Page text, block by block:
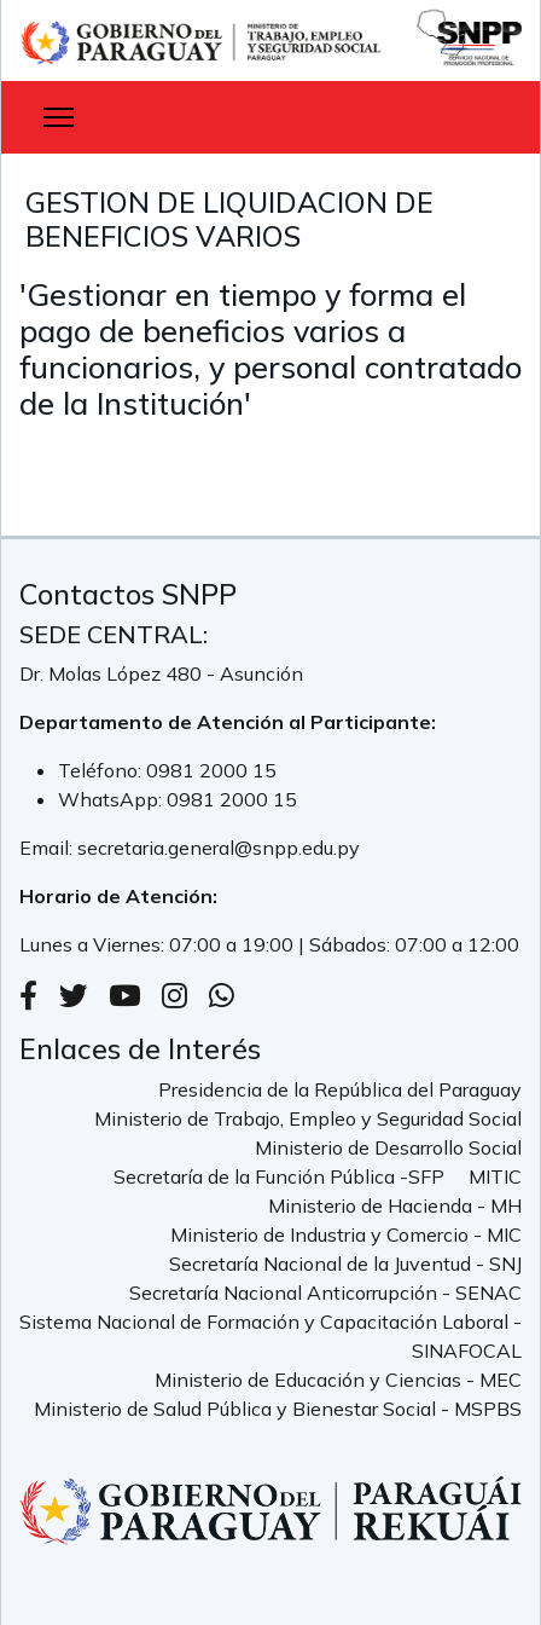
GESTION DE LIQUIDACION DE
BENEFICIOS VARIOS
'Gestionar en tiempo y forma el
pago de beneficios varios a
funcionarios, y personal contratado
de la Institución'
Contactos SNPP
SEDE CENTRAL:
Dr. Molas López 480 - Asunción
Departamento de Atención al Participante:
Teléfono: 0981 2000 15
WhatsApp: 0981 2000 15
Email: secretaria.general@snpp.edu.py
Horario de Atención:
Lunes a Viernes: 07:00 a 19:00 | Sábados: 07:00 a 12:00
Enlaces de Interés
Presidencia de la República del Paraguay
Ministerio de Trabajo, Empleo y Seguridad Social
Ministerio de Desarrollo Social
Secretaría de la Función Pública -SFP
MITIC
Ministerio de Hacienda - MH
Ministerio de Industria y Comercio - MIC
Secretaría Nacional de la Juventud - SNJ
Secretaría Nacional Anticorrupción - SENAC
Sistema Nacional de Formación y Capacitación Laboral -
SINAFOCAL
Ministerio de Educación y Ciencias - MEC
Ministerio de Salud Pública y Bienestar Social - MSPBS